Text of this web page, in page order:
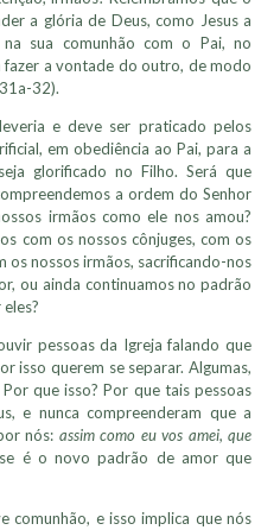
a glória de Deus, como Jesus a
sua comunhão com o Pai, no
a vontade do outro, de modo
32).
e deve ser praticado pelos
em obediência ao Pai, para a
glorificado no Filho. Será que
a ordem do Senhor
irmãos como ele nos amou?
com os nossos cônjuges, com os
os nossos irmãos, sacrificando-nos
ou ainda continuamos no padrão
pessoas da Igreja falando que
isso querem se separar. Algumas,
que isso? Por que tais pessoas
e nunca compreenderam que a
nós: assim como eu vos amei, que
é o novo padrão de amor que
comunhão, e isso implica que nós